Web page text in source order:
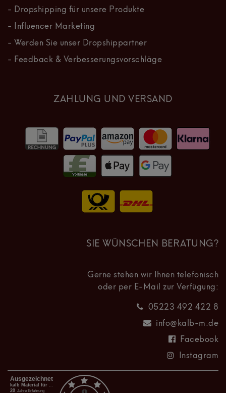
- Dropshipping für unsere Produkte
- Influencer Marketing
- Werden Sie unser Dropshippartner
- Feedback & Verbesserungsvorschläge
ZAHLUNG UND VERSAND
SIE WÜNSCHEN BERATUNG?
Gerne stehen wir Ihnen telefonisch
oder per E-Mail zur Verfügung:
05223 492 422 8
info@kalb-m.de
Facebook
Instagram